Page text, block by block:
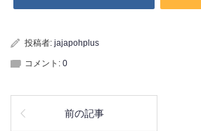
投稿者: jajapohplus
コメント: 0
前の記事